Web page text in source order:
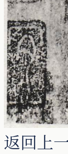
返回上